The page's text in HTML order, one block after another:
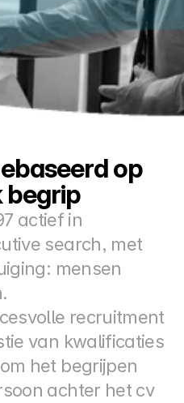
op
begrip
actief in
search, met
mensen
recruitment
van kwalificaties
het begrijpen
achter het cv